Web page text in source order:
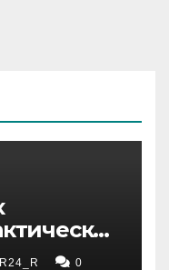
0